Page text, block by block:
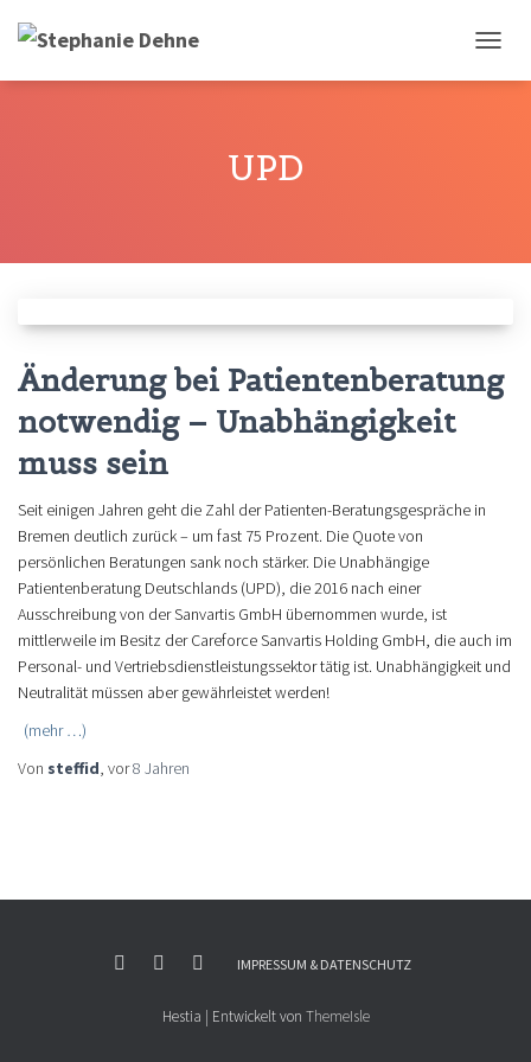
UPD
Änderung bei Patientenberatung
notwendig – Unabhängigkeit
muss sein
Seit einigen Jahren geht die Zahl der Patienten-Beratungsgespräche in
Bremen deutlich zurück – um fast 75 Prozent. Die Quote von
persönlichen Beratungen sank noch stärker. Die Unabhängige
Patientenberatung Deutschlands (UPD), die 2016 nach einer
Ausschreibung von der Sanvartis GmbH übernommen wurde, ist
mittlerweile im Besitz der Careforce Sanvartis Holding GmbH, die auch im
Personal- und Vertriebsdienstleistungssektor tätig ist. Unabhängigkeit und
Neutralität müssen aber gewährleistet werden!
(mehr …)
Von steffid, vor8 Jahren
IMPRESSUM & DATENSCHUTZ
Hestia | Entwickelt von ThemeIsle